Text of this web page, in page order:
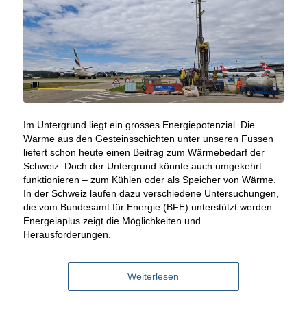
Im Untergrund liegt ein grosses Energiepotenzial. Die
Wärme aus den Gesteinsschichten unter unseren Füssen
liefert schon heute einen Beitrag zum Wärmebedarf der
Schweiz. Doch der Untergrund könnte auch umgekehrt
funktionieren – zum Kühlen oder als Speicher von Wärme.
In der Schweiz laufen dazu verschiedene Untersuchungen,
die vom Bundesamt für Energie (BFE) unterstützt werden.
Energeiaplus zeigt die Möglichkeiten und
Herausforderungen.
Weiterlesen